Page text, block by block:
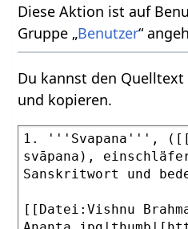
Diese Aktion ist auf
Gruppe „Benutzer“
Du kannst den
und kopieren.